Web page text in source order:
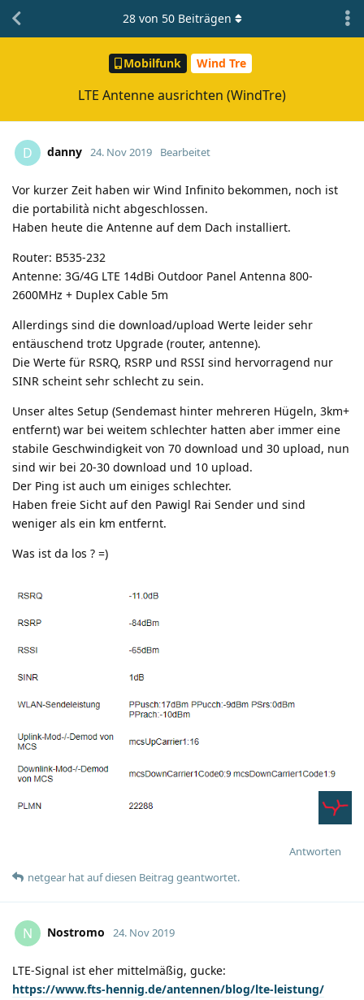
Mobilfunk Wind Tre
LTE Antenne ausrichten (WindTre)
28von 50Beiträgen
D danny 24. Nov 2019 Bearbeitet
Vor kurzer Zeit haben wir Wind Infinito bekommen, noch ist
die portabilità nicht abgeschlossen.
Haben heute die Antenne auf dem Dach installiert.
Router: B535-232
Antenne: 3G/4G LTE 14dBi Outdoor Panel Antenna 800-
2600MHz + Duplex Cable 5m
Allerdings sind die download/upload Werte leider sehr
entäuschend trotz Upgrade (router, antenne).
Die Werte für RSRQ, RSRP und RSSI sind hervorragend nur
SINR scheint sehr schlecht zu sein.
Unser altes Setup (Sendemast hinter mehreren Hügeln, 3km+
entfernt) war bei weitem schlechter hatten aber immer eine
stabile Geschwindigkeit von 70 download und 30 upload, nun
sind wir bei 20-30 download und 10 upload.
Der Ping ist auch um einiges schlechter.
Haben freie Sicht auf den Pawigl Rai Sender und sind
weniger als ein km entfernt.
Was ist da los ? =)
Antworten
netgear hatauf diesen Beitrag geantwortet.
N Nostromo 24. Nov 2019
LTE-Signal ist eher mittelmäßig, gucke:
https://www.fts-hennig.de/antennen/blog/lte-leistung/